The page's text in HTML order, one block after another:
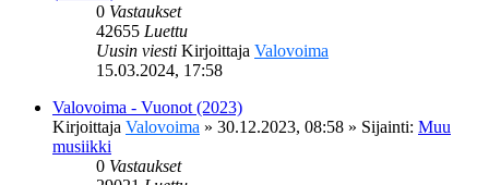
0 Vastaukset
42655 Luettu
Uusin viesti Kirjoittaja Valovoima
15.03.2024, 17:58
Valovoima - Vuonot (2023)
Kirjoittaja Valovoima » 30.12.2023, 08:58 » Sijainti: Muu
musiikki
0 Vastaukset